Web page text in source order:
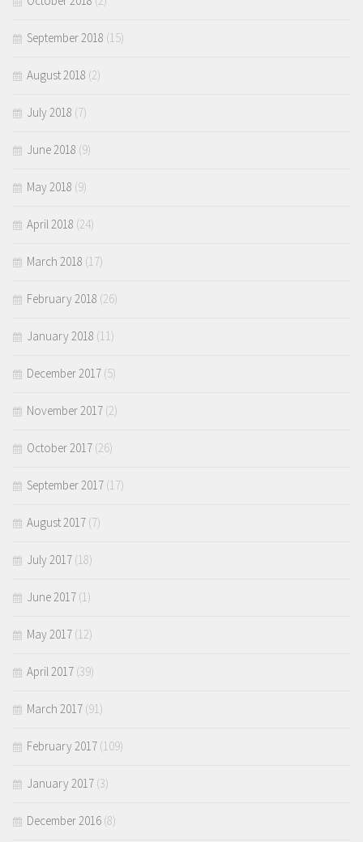
September 2018 (15)
August 2018 (2)
July 2018 (7)
June 2018 (9)
May 2018 (9)
April 2018 (24)
March 2018 (17)
February 2018 (26)
January 2018 (11)
December 2017 (5)
November 2017 (2)
October 2017 (26)
September 2017 (17)
August 2017 (7)
July 2017 (18)
June 2017 (1)
May 2017 (12)
April 2017 (39)
March 2017 (91)
February 2017 (109)
January 2017 (3)
December 2016 (8)